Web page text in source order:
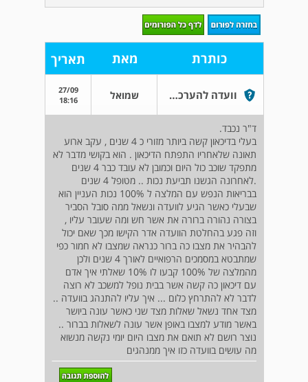
כותרת מאת תאריך
וועדה להערכת נכות נפשית ביטוח לאומי שמואל
27/09
18:16
ד"ר נכבד.
בעלי בדיכאון קשה ביותר מזורי כ 4 שנים , עקב ארוע
תאונה שלאחריו התפתח הדיכאון . הוא בקושי מדבר לא
מתפקד שוכב כול היום וכמובן לא עובד כבר 4 שנים
.לאחרונה הגשנו תביעת נכות .. מטופל 4 שנים
בבריאות הנפש עם המלצה ל 100% נכות העניין הוא
שבעלי כאשר הגיע לוועדה ונשאל ממה סובל הסביר
בצורה נהורה ברורה את אשר חש ומה שעובר עליו ,
וזה פגע בהחלטת הוועדה אדר הקישו מכך שאם יכול
להבהיר את מצבו כה ברור כנראה שמצבו לא חמור כפי
שמתבטא במסמכים הרפואיים לאורך 4 שנים ולכן
מהמלצה של 100% קבעו לו 10% שאלתי איך אדם
עם דיכאון כה קשה אשר בבית נופל למשכב לא רוצה
לדבר לא להתרחץ כלום ... איך עליו להתנהג בוועדה ..
מצד אחד נשאל שאלות מצד שני כאשר עונה ביושר
באשר מודע למצבו באופן אשר עונה לשאלות בברור ..
נוצר רושם לא תואם את מצבו היום יומי נקשה מנשוא
מה עושים בוועדה כזו איך ממנהגים